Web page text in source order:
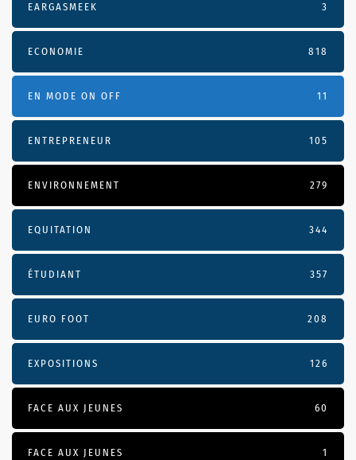
EARGASMEEK 3
ECONOMIE 818
EN MODE ON OFF 11
ENTREPRENEUR 105
ENVIRONNEMENT 279
EQUITATION 344
ÉTUDIANT 357
EURO FOOT 208
EXPOSITIONS 126
FACE AUX JEUNES 60
FACE AUX JEUNES 1